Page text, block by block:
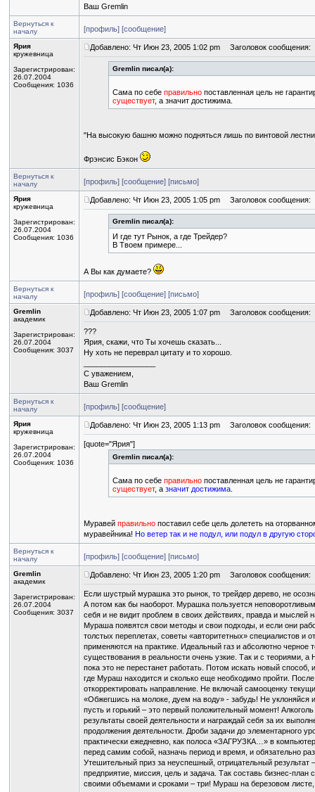
Ваш Gremlin
Вернуться к
началу
[профиль] [сообщение]
Ярия
кружевница
Зарегистрирован:
26.07.2004
Сообщения: 1036
Добавлено: Чт Июн 23, 2005 1:02 pm Заголовок сообщения:
Gremlin писал(а):
Сама по себе правильно поставленная цель не
существует, а значит достижима.
"На высокую башню можно подняться лишь по винтовой
Фрэнсис Бэкон
Вернуться к
началу
[профиль] [сообщение] [письмо]
Ярия
кружевница
Зарегистрирован:
26.07.2004
Сообщения: 1036
Добавлено: Чт Июн 23, 2005 1:05 pm Заголовок сообщения:
Gremlin писал(а):
И где тут Рынок, а где Трейдер?
В Твоем примере...
А Вы как думаете?
Вернуться к
началу
[профиль] [сообщение] [письмо]
Gremlin
академик
Зарегистрирован:
26.07.2004
Сообщения: 3037
Добавлено: Чт Июн 23, 2005 1:07 pm Заголовок сообщения:
???
Ярия, скажи, что Ты хочешь сказать...
Ну хоть не переврал цитату и то хорошо.
С уважением,
Ваш Gremlin
Вернуться к
началу
[профиль] [сообщение]
Ярия
кружевница
Зарегистрирован:
26.07.2004
Сообщения: 1036
Добавлено: Чт Июн 23, 2005 1:13 pm Заголовок сообщения:
[quote="Ярия"]
Gremlin писал(а):
Сама по себе правильно поставленная цель не
существует, а значит достижима
Муравей правильно поставил себе цель долететь на
муравейника! Но ветер так и не подул, или подул в другую
Вернуться к
началу
[профиль] [сообщение] [письмо]
Gremlin
академик
Зарегистрирован:
26.07.2004
Сообщения: 3037
Добавлено: Чт Июн 23, 2005 1:20 pm Заголовок сообщения:
Если шустрый мурашка это рынок, то трейдер дерево, не
А потом как бы наоборот. Мурашка пользуется
себя и не видит проблем в своих действиях, правда и мыслей
Мураша появятся свои методы и свои подходы, и если они
толстых переплетах, советы «авторитетных» специалистов и
применяются на практике. Идеальный газ и абсолютно черное
существования в реальности очень узкие. Так и с теориями,
пока это не перестанет работать. Потом искать новый
где Мураш находится и сколько еще необходимо пройти.
откорректировать направление. Не включай самооценку
«Обжегшись на молоке, дуем на воду» - забудь! Не уклоняйся
пусть и горький – это первый положительный момент!
результаты своей деятельности и награждай себя за их
продолжения деятельности. Дроби задачи до элементарного
практически ежедневно, как полоса «ЗАГРУЗКА…» в
перед самим собой, назначь период и время, и обязательно
Утешительный приз за неуспешный, отрицательный
предприятие, миссия, цель и задача. Так составь бизнес-план
своими объемами и сроками – три! Мураш на березовом